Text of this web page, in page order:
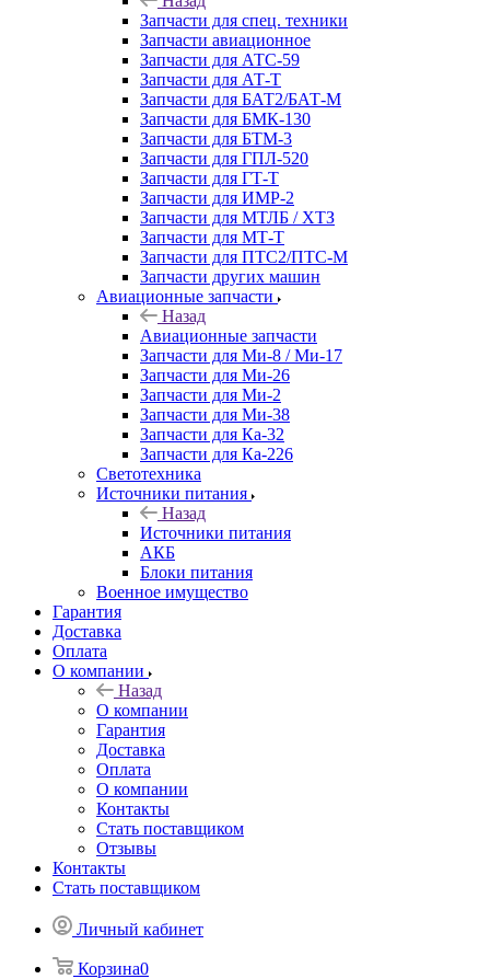
Запчасти для спец. техники
Запчасти авиационное
Запчасти для АТС-59
Запчасти для АТ-Т
Запчасти для БАТ2/БАТ-М
Запчасти для БМК-130
Запчасти для БТМ-3
Запчасти для ГПЛ-520
Запчасти для ГТ-Т
Запчасти для ИМР-2
Запчасти для МТЛБ / ХТЗ
Запчасти для МТ-Т
Запчасти для ПТС2/ПТС-М
Запчасти других машин
Авиационные запчасти
Назад
Авиационные запчасти
Запчасти для Ми-8 / Ми-17
Запчасти для Ми-26
Запчасти для Ми-2
Запчасти для Ми-38
Запчасти для Ка-32
Запчасти для Ка-226
Светотехника
Источники питания
Назад
Источники питания
АКБ
Блоки питания
Военное имущество
Гарантия
Доставка
Оплата
О компании
Назад
О компании
Гарантия
Доставка
Оплата
О компании
Контакты
Стать поставщиком
Отзывы
Контакты
Стать поставщиком
Личный кабинет
Корзина0